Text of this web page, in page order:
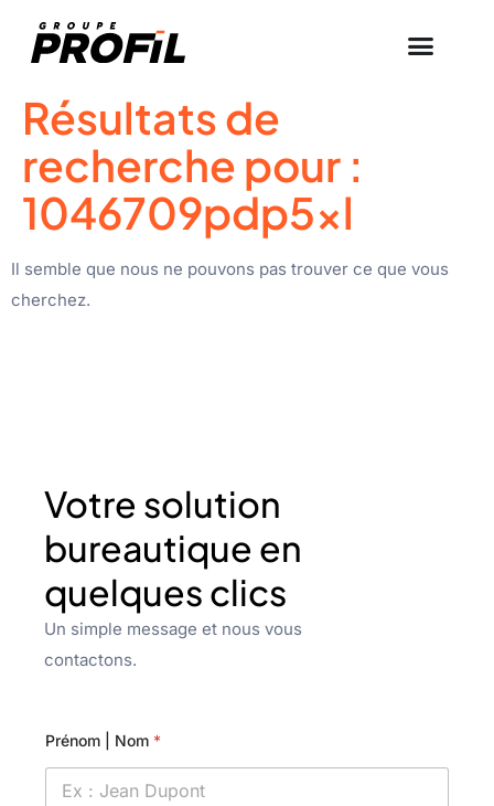
Résultats de
recherche pour :
1046709pdp5xl
Il semble que nous ne pouvons pas trouver ce que vous
cherchez.
Votre solution
bureautique en
quelques clics
Un simple message et nous vous
contactons.
Prénom | Nom *